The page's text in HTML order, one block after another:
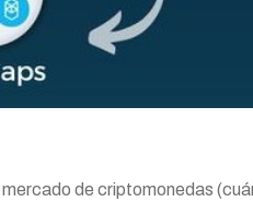
mercado de criptomonedas